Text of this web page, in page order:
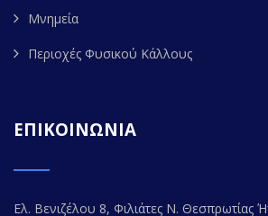
Μνημεία
Περιοχές Φυσικού Κάλλους
ΕΠΙΚΟΙΝΩΝΙΑ
Ελ. Βενιζέλου 8, Φιλιάτες Ν. Θεσπρωτίας